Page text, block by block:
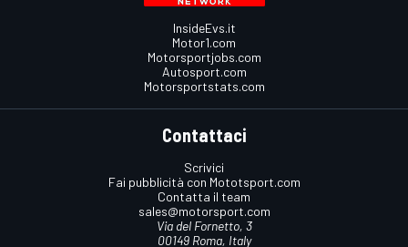
InsideEvs.it
Motor1.com
Motorsportjobs.com
Autosport.com
Motorsportstats.com
Contattaci
Scrivici
Fai pubblicità con Mototsport.com
Contatta il team
sales@motorsport.com
Via del Fornetto, 3
00149 Roma, Italy